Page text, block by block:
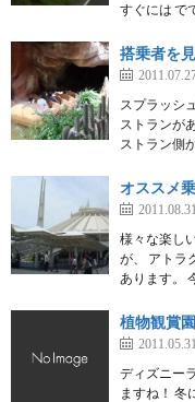
すぐには で
搭乗者を
スプラッシ
ストランが
ストラン側
オススメ
2011.08.31
様々な楽し
が、 アトラ
あります。
植物観賞
2011.05.31
ディズニー
ますね！ 冬